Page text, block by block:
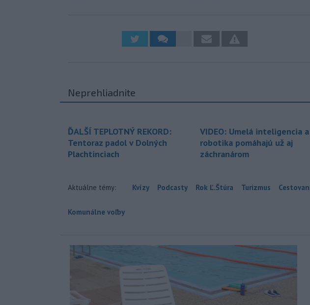
Neprehliadnite
ĎALŠÍ TEPLOTNÝ REKORD:
Tentoraz padol v Dolných
Plachtinciach
VIDEO: Umelá inteligencia a
robotika pomáhajú už aj
záchranárom
Aktuálne témy: Kvízy Podcasty Rok Ľ.Štúra Turizmus
Komunálne voľby